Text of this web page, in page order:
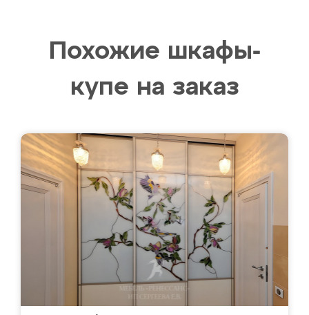
Похожие шкафы-
купе на заказ